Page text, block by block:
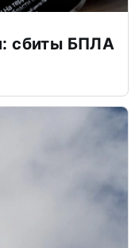
сбиты БПЛА